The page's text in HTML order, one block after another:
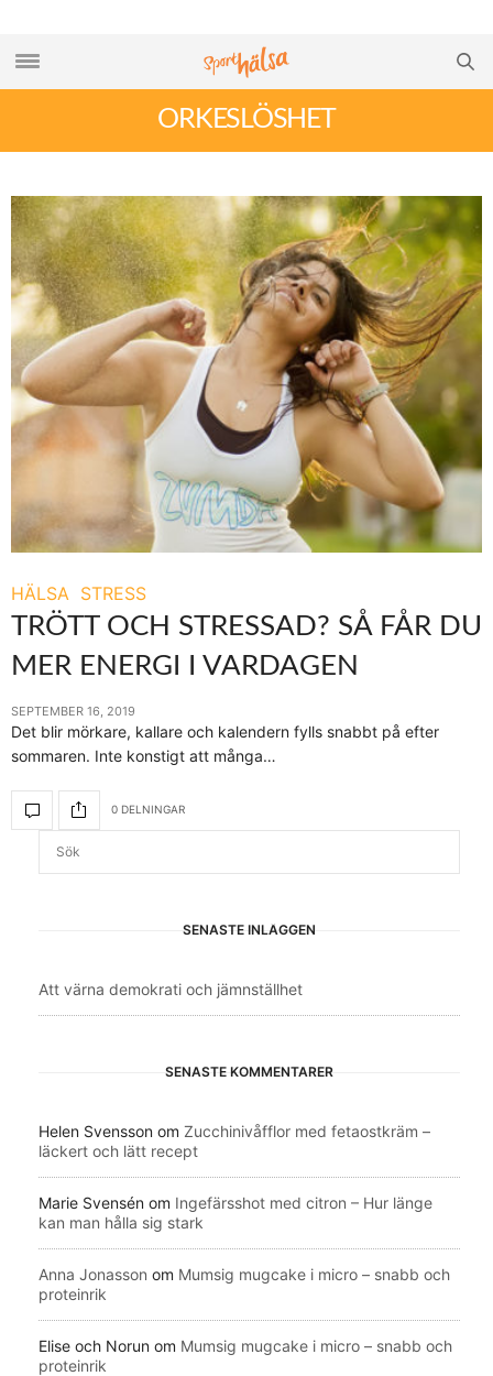
ORKESLÖSHET
HÄLSA STRESS
TRÖTT OCH STRESSAD? SÅ FÅR DU
MER ENERGI I VARDAGEN
SEPTEMBER 16, 2019
Det blir mörkare, kallare och kalendern fylls snabbt på efter
sommaren. Inte konstigt att många…
0 DELNINGAR
SENASTE INLÄGGEN
Att värna demokrati och jämnställhet
SENASTE KOMMENTARER
Helen Svensson om Zucchinivåfflor med fetaostkräm –
läckert och lätt recept
Marie Svensén om Ingefärsshot med citron – Hur länge
kan man hålla sig stark
Anna Jonasson om Mumsig mugcake i micro – snabb och
proteinrik
Elise och Norun om Mumsig mugcake i micro – snabb och
proteinrik